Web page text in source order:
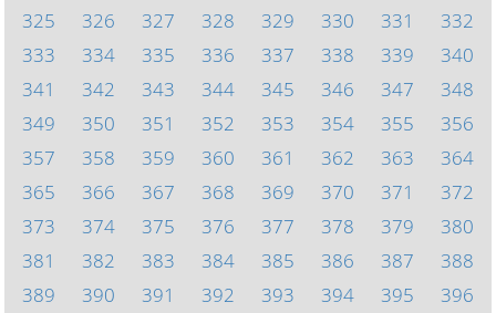
325
326 327 328 329 330 331
332
333
334 335 336 337 338 339
340
341
342 343 344 345 346 347
348
349
350 351 352 353 354 355
356
357
358 359 360 361 362 363
364
365
366 367 368 369 370 371
372
373
374 375 376 377 378 379
380
381
382 383 384 385 386 387
388
389
390 391 392 393 394 395 396